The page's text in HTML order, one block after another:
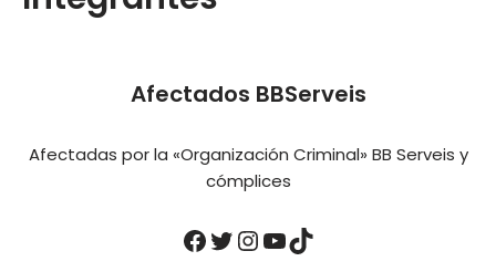
Afectados BBServeis
Afectadas por la «Organización Criminal» BB Serveis y
cómplices